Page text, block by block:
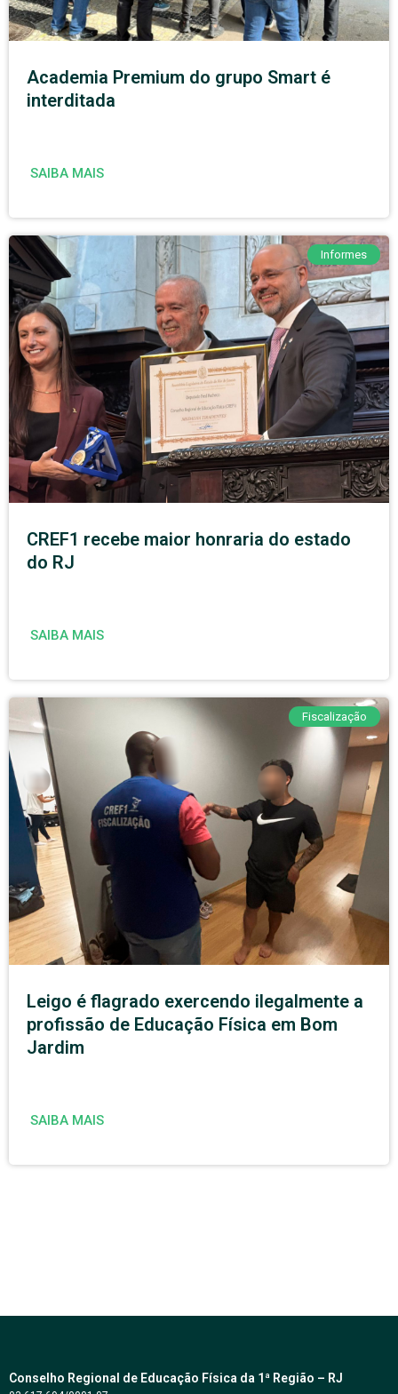
Academia Premium do grupo Smart é
interditada
SAIBA MAIS
Informes
CREF1 recebe maior honraria do estado
do RJ
SAIBA MAIS
Fiscalização
Leigo é flagrado exercendo ilegalmente a
profissão de Educação Física em Bom
Jardim
SAIBA MAIS
Conselho Regional de Educação Física da 1ª Região – RJ